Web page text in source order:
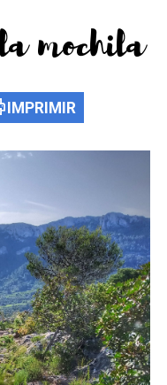
mochila
IMPRIMIR